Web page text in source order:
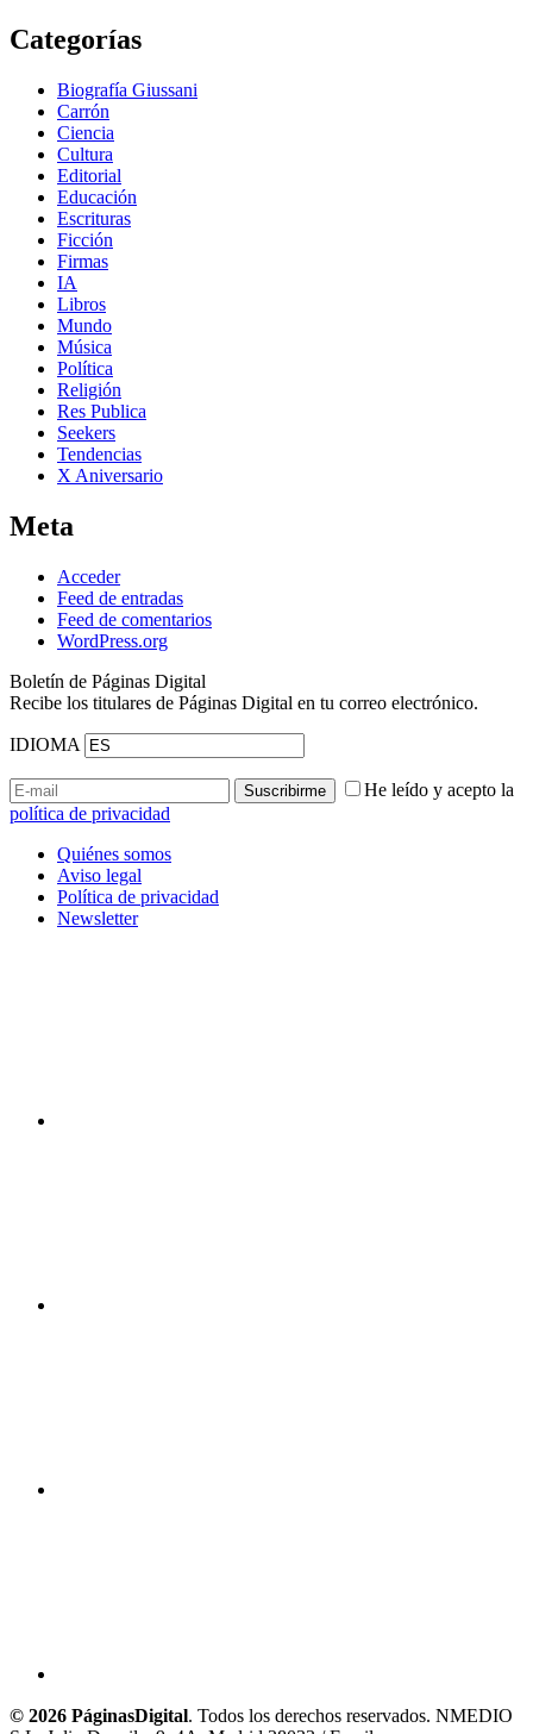
Categorías
Biografía Giussani
Carrón
Ciencia
Cultura
Editorial
Educación
Escrituras
Ficción
Firmas
IA
Libros
Mundo
Música
Política
Religión
Res Publica
Seekers
Tendencias
X Aniversario
Meta
Acceder
Feed de entradas
Feed de comentarios
WordPress.org
Boletín de Páginas Digital
Recibe los titulares de Páginas Digital en tu correo electrónico.
IDIOMA
He leído y acepto la
política de privacidad
Quiénes somos
Aviso legal
Política de privacidad
Newsletter
© 2026 PáginasDigital. Todos los derechos reservados. NMEDIO